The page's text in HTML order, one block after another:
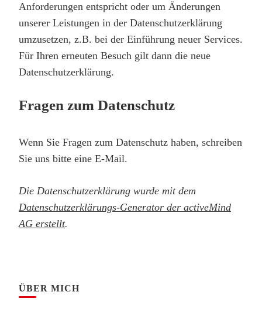
Anforderungen entspricht oder um Änderungen
unserer Leistungen in der Datenschutzerklärung
umzusetzen, z.B. bei der Einführung neuer Services.
Für Ihren erneuten Besuch gilt dann die neue
Datenschutzerklärung.
Fragen zum Datenschutz
Wenn Sie Fragen zum Datenschutz haben, schreiben
Sie uns bitte eine E-Mail.
Die Datenschutzerklärung wurde mit dem
Datenschutzerklärungs-Generator der activeMind
AG erstellt.
ÜBER MICH